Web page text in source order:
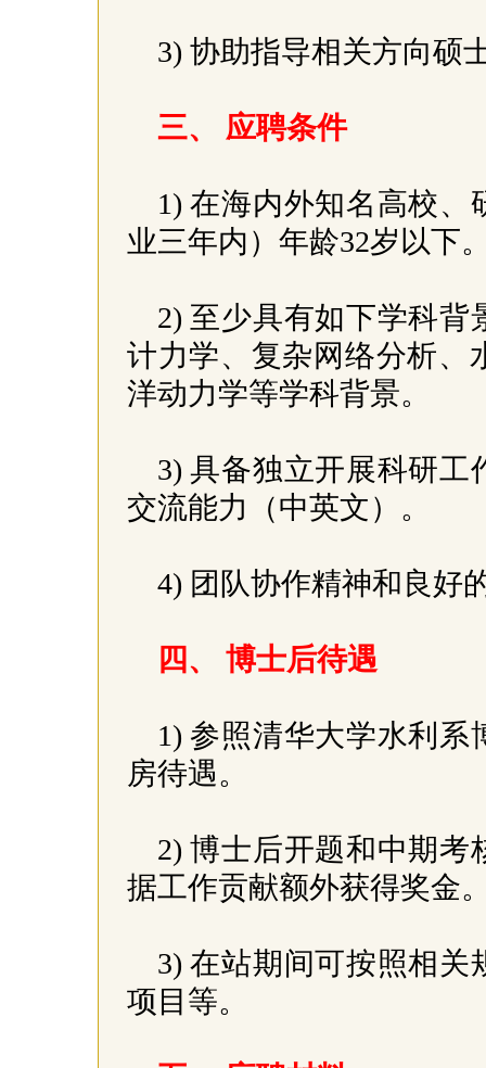
3) 协助指导相关方向硕
三、 应聘条件
1) 在海内外知名高校
业三年内）年龄32岁以下
2) 至少具有如下学科
计力学、复杂网络分析、
洋动力学等学科背景。
3) 具备独立开展科研
交流能力（中英文）。
4) 团队协作精神和良好
四、 博士后待遇
1) 参照清华大学水利
房待遇。
2) 博士后开题和中期
据工作贡献额外获得奖金
3) 在站期间可按照相
项目等。